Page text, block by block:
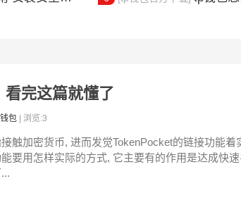
完这篇就懂了
包 | 浏览:3
触加密货币, 进而发觉TokenPocket的链接功能
要用怎样实际的方式, 它主要有的作用是达成快